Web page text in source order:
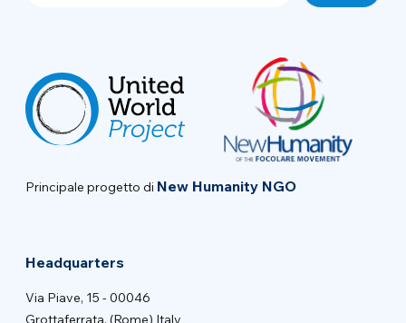
Principale progetto di New Humanity NGO
Headquarters
Via Piave, 15 - 00046
Grottaferrata, (Rome) Italy